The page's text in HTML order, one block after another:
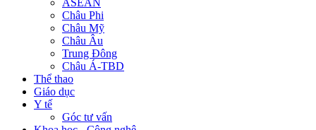
ASEAN
Châu Phi
Châu Mỹ
Châu Âu
Trung Đông
Châu Á-TBD
Thể thao
Giáo dục
Y tế
Góc tư vấn